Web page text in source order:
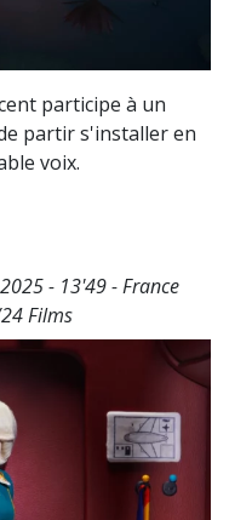
participe à un
partir s'installer en
voix.
- 13'49 - France
Films